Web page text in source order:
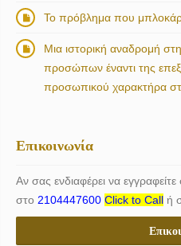
Το πρόβλημα που
Μια ιστορική αναδρομή
προσώπων έναντι της
προσωπικού χαρακτήρα
Επικοινωνία
Αν σας ενδιαφέρει να
στο 2104447600 Click to Call ή